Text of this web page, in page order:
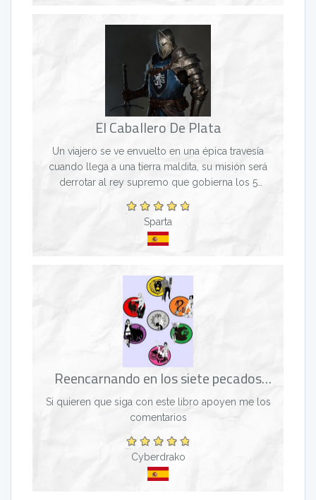
El Caballero De Plata
Un viajero se ve envuelto en una épica travesía
cuando llega a una tierra maldita, su misión será
derrotar al rey supremo que gobierna los 5
se...
Sparta
Reencarnando en los siete pecados
capitales
Si quieren que siga con este libro apoyen me los
comentarios
Cyberdrako